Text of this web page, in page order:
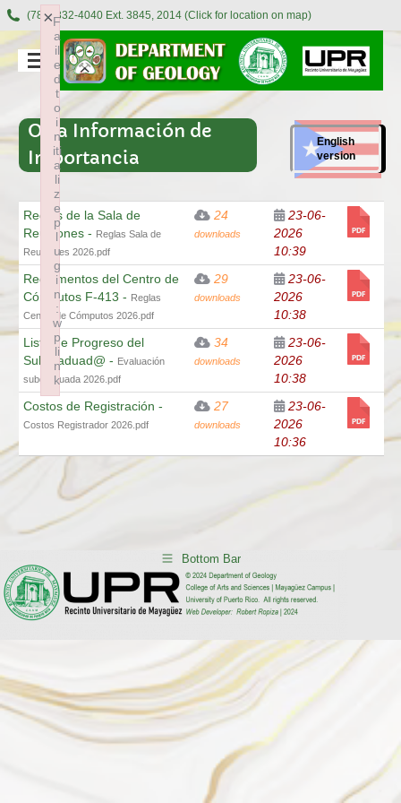
(787) 832-4040 Ext. 3845, 2014 (Click for location on map)
Otra Información de
Importancia
English
version
Reglas de la Sala de
Reuniones - Reglas Sala de
Reuniones 2026.pdf
24
downloads
23-06-
2026
10:39
Reglamentos del Centro de
Cómputos F-413 - Reglas
Centro de Cómputos 2026.pdf
29
downloads
23-06-
2026
10:38
Lista de Progreso del
Subgraduad@ - Evaluación
subgraduada 2026.pdf
34
downloads
23-06-
2026
10:38
Costos de Registración -
Costos Registrador 2026.pdf
27
downloads
23-06-
2026
10:36
Bottom Bar
F
a
il
e
d
t
o
i
n
iti
a
li
z
e
p
l
u
g
i
n
:
w
p
li
n
k
×
Failed to initialize plugin: wplink